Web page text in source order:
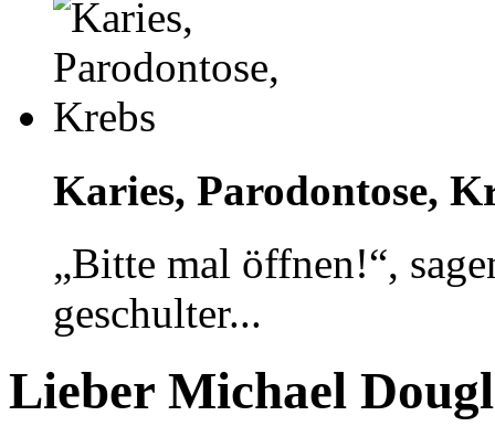
Karies, Parodontose,
„Bitte mal öffnen!“,
geschulter...
Lieber Michael